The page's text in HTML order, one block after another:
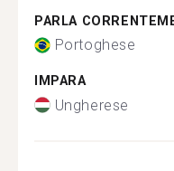
PARLA
Portoghese
IMPARA
Ungherese